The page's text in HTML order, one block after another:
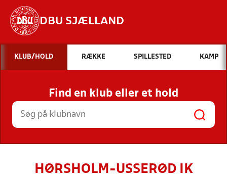
DBU SJÆLLAND
Hvad vil du søge efter?
INDHOLD OG NYHEDER
STILLINGER, RESULTATER, KLUBBER OG
HOLD
KLUB/HOLD RÆKKE SPILLESTED KAMP
Find en klub eller et hold
HØRSHOLM-USSERØD IK